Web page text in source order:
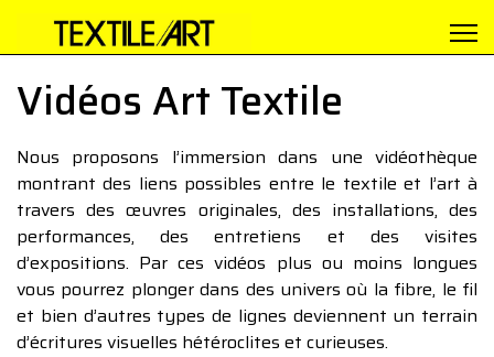
Vidéos Art Textile
Nous proposons l’immersion dans une vidéothèque
montrant des liens possibles entre le textile et l’art à
travers des œuvres originales, des installations, des
performances, des entretiens et des visites
d’expositions. Par ces vidéos plus ou moins longues
vous pourrez plonger dans des univers où la fibre, le fil
et bien d’autres types de lignes deviennent un terrain
d’écritures visuelles hétéroclites et curieuses.